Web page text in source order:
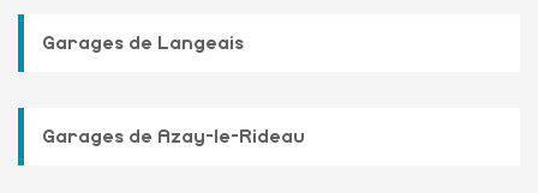
Garages de Langeais
Garages de Azay-le-Rideau